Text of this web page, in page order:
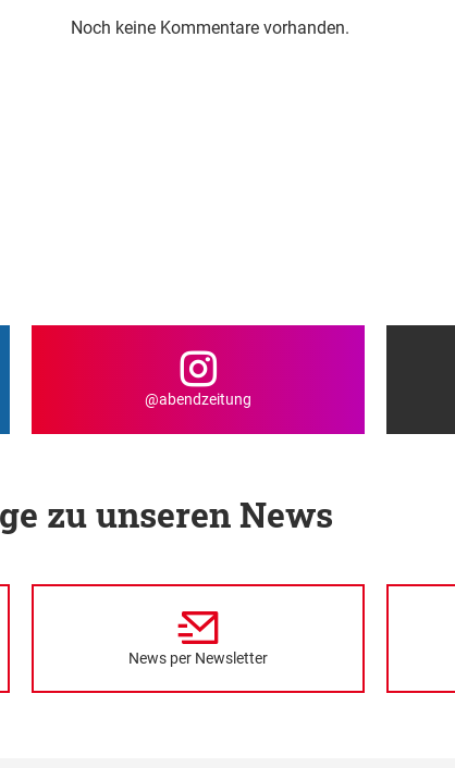
Noch keine Kommentare vorhanden.
@abendzeitung
zu unseren News
News per Newsletter